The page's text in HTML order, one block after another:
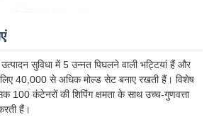
उत्पादन सुविधा में 5 उन्नत पिघलने वाली भट्टियां हैं और
40,000 से अधिक मोल्ड सेट बनाए रखती हैं। विशेष
100 कंटेनरों की शिपिंग क्षमता के साथ उच्च-गुणवत्ता
हैं।